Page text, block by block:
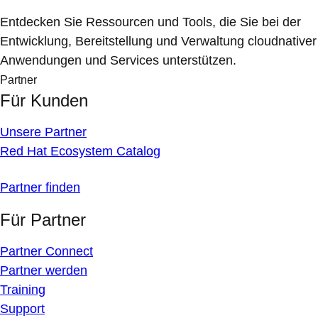
Entdecken Sie Ressourcen und Tools, die Sie bei der
Entwicklung, Bereitstellung und Verwaltung cloudnativer
Anwendungen und Services unterstützen.
Partner
Für Kunden
Unsere Partner
Red Hat Ecosystem Catalog
Partner finden
Für Partner
Partner Connect
Partner werden
Training
Support